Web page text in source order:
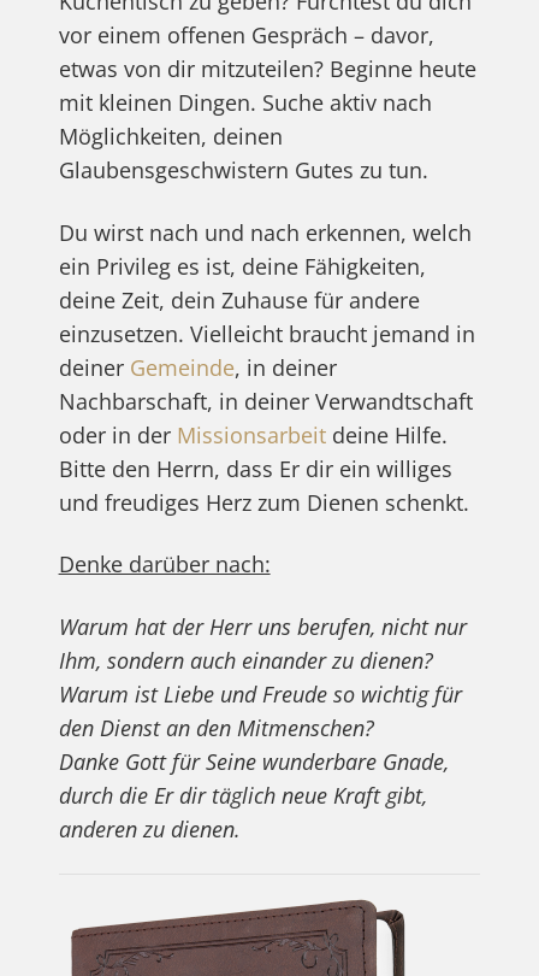
vor einem offenen Gespräch – davor,
etwas von dir mitzuteilen? Beginne heute
mit kleinen Dingen. Suche aktiv nach
Möglichkeiten, deinen
Glaubensgeschwistern Gutes zu tun.
Du wirst nach und nach erkennen, welch
ein Privileg es ist, deine Fähigkeiten,
deine Zeit, dein Zuhause für andere
einzusetzen. Vielleicht braucht jemand in
deiner Gemeinde, in deiner
Nachbarschaft, in deiner Verwandtschaft
oder in der Missionsarbeitdeine Hilfe.
Bitte den Herrn, dass Er dir ein williges
und freudiges Herz zum Dienen schenkt.
Denke darüber nach:
Warum hat der Herr uns berufen, nicht nur
Ihm, sondern auch einander zu dienen?
Warum ist Liebe und Freude so wichtig für
den Dienst an den Mitmenschen?
Danke Gott für Seine wunderbare Gnade,
durch die Er dir täglich neue Kraft gibt,
anderen zu dienen.